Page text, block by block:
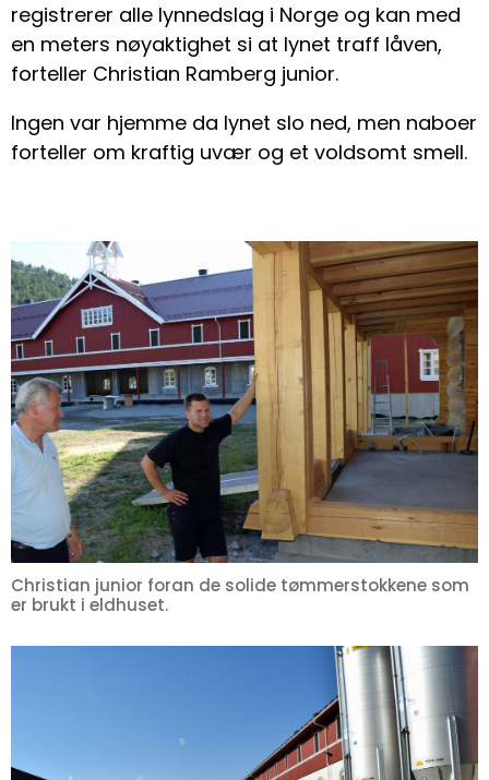
registrerer alle lynnedslag i Norge og kan med
en meters nøyaktighet si at lynet traff låven,
forteller Christian Ramberg junior.
Ingen var hjemme da lynet slo ned, men naboer
forteller om kraftig uvær og et voldsomt smell.
Christian junior foran de solide tømmerstokkene som
er brukt i eldhuset.